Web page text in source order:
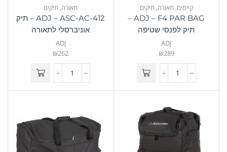
קייסים,תאורה,תיקים
ADJ – F4 PAR BAG –
תיק לפנסי שטיפה
ADJ
₪289
תאורה, תיקים
ADJ – ASC-AC-412 – תיק
אוניברסלי לתאורה
ADJ
₪262